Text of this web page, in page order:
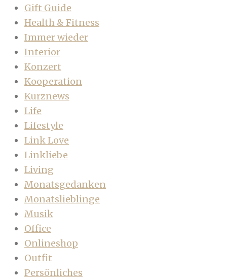
Gift Guide
Health & Fitness
Immer wieder
Interior
Konzert
Kooperation
Kurznews
Life
Lifestyle
Link Love
Linkliebe
Living
Monatsgedanken
Monatslieblinge
Musik
Office
Onlineshop
Outfit
Persönliches